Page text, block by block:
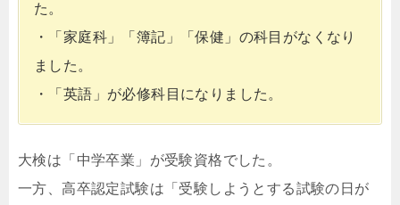
た。
・「家庭科」「簿記」「保健」の科目がなくなり
ました。
・「英語」が必修科目になりました。
大検は「中学卒業」が受験資格でした。
一方、高卒認定試験は「受験しようとする試験の日が